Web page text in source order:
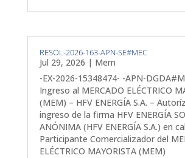
RESOL-2026-163-APN-SE#MEC
Jul 29, 2026 | Mem
-EX-2026-15348474- -APN-
Ingreso al MERCADO ELÉCTRICO
(MEM) – HFV ENERGÍA S.A. –
ingreso de la firma HFV ENERGÍA
ANÓNIMA (HFV ENERGÍA S.A.) en
Participante Comercializador del
ELÉCTRICO MAYORISTA (MEM)